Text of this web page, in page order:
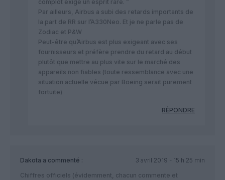
complot exige un esprit rare. ”
Par ailleurs, Airbus a subi des retards importants de
la part de RR sur l’A330Neo. Et je ne parle pas de
Zodiac et P&W
Peut-être qu’Airbus est plus exigeant avec ses
fournisseurs et préfère prendre du retard au début
plutôt que mettre au plus vite sur le marché des
appareils non fiables (toute ressemblance avec une
situation actuelle vécue par Boeing serait purement
fortuite)
RÉPONDRE
Dakota a commenté :
3 avril 2019 - 15 h 25 min
Chiffres officiels (évidemment, chacun commente et